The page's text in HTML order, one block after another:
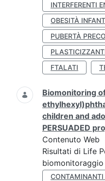
INTERFERENTI
OBESITÀ
PUBERTÀ
FTALATI
Biomonitoring
children and
PERSUADED
Contenuto Web
Risultati di Life
biomonitoraggio